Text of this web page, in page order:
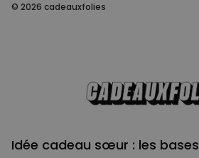
© 2026 cadeauxfolies
Idée cadeau sœur : les bases